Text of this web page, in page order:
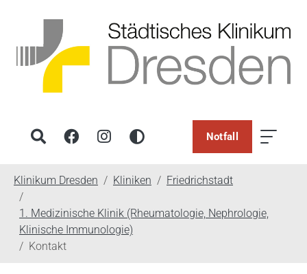
Notfall
Klinikum Dresden Kliniken Friedrichstadt
1. Medizinische Klinik (Rheumatologie, Nephrologie,
Klinische Immunologie)
Kontakt